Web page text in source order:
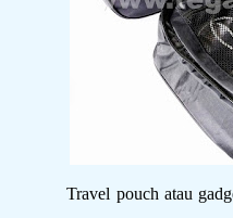
Travel pouch atau